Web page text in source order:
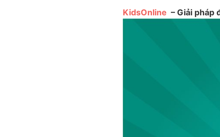
KidsOnline – Giải pháp